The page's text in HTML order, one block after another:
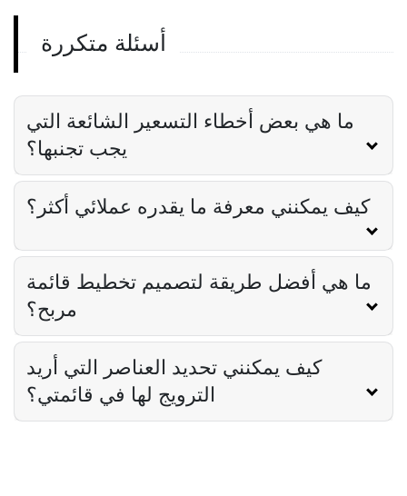
Employee Scheduling
Derrick McMahon Feb 12, 2026
Food Safety
قائمة التحقق من سلامة الغذاء للمطاعم
Derrick McMahon
مجموعته التقنية
Derrick McMahon Feb 04, 2026
أسئلة متكررة
ما هي بعض أخطاء التسعير الشائعة التي
يجب تجنبها؟
كيف يمكنني معرفة ما يقدره عملائي أكثر؟
ما هي أفضل طريقة لتصميم تخطيط قائمة
مربح؟
كيف يمكنني تحديد العناصر التي أريد
الترويج لها في قائمتي؟